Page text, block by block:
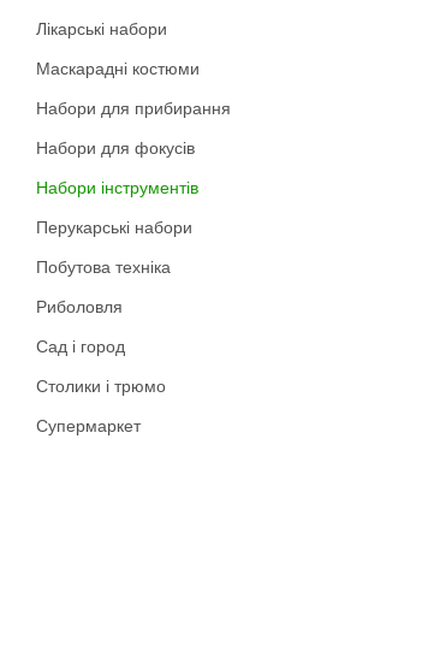
Лікарські набори
Маскарадні костюми
Набори для прибирання
Набори для фокусів
Набори інструментів
Перукарські набори
Побутова техніка
Риболовля
Сад і город
Столики і трюмо
Супермаркет